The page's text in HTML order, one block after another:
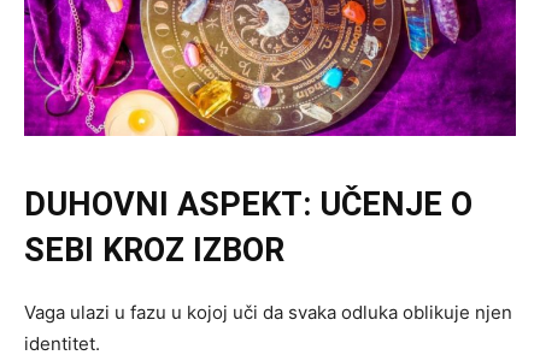
DUHOVNI ASPEKT: UČENJE O
SEBI KROZ IZBOR
Vaga ulazi u fazu u kojoj uči da svaka odluka oblikuje njen
identitet.